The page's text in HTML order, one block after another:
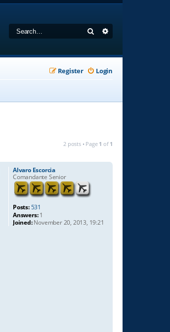
Search
Login
Register
2 posts • Page 1 of 1
Alvaro Escorcia
Comandante Senior
Posts:531
Answers:1
Joined:November 20, 2013, 19:21